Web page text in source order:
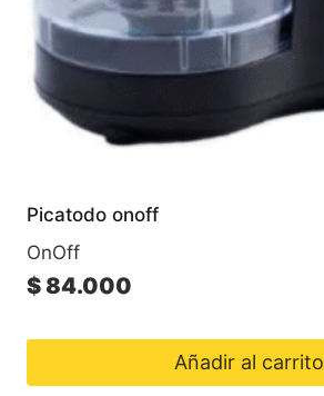
Picatodo onoff
OnOff
$ 84.000
Añadir al carrito